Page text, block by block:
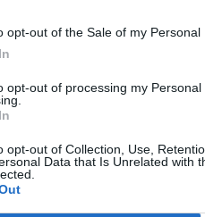
opt-out of the Sale of my Personal
opt-out of processing my Personal
opt-out of Collection, Use,
Data that Is Unrelated with
12.10.2017,